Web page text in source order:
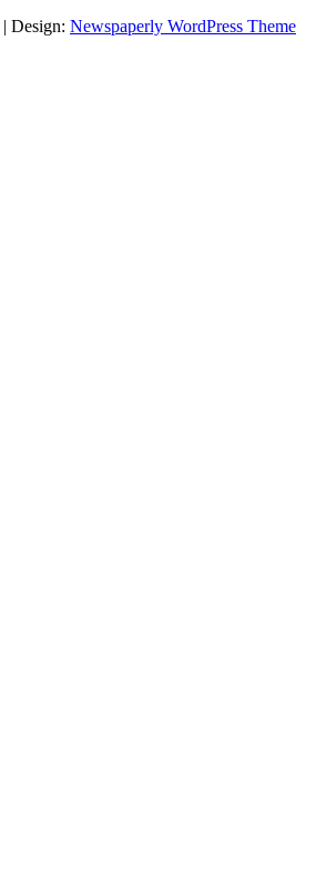
| Design: Newspaperly WordPress Theme